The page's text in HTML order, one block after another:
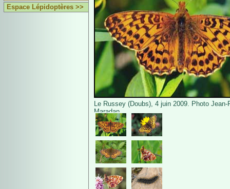
Espace Lépidoptères >>
Le Russey (Doubs), 4 juin 2009. Photo Jean-
Maradan.